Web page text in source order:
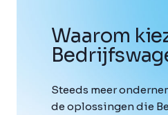
Waarom
Steeds meer
de oplossingen die